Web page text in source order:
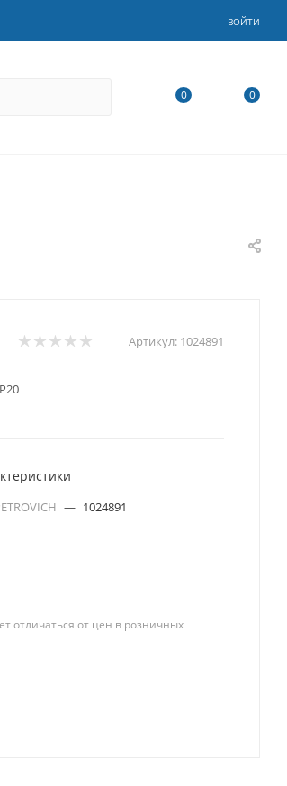
ВОЙТИ
0 0
Артикул: 1024891
— 1024891
отличаться от цен в розничных